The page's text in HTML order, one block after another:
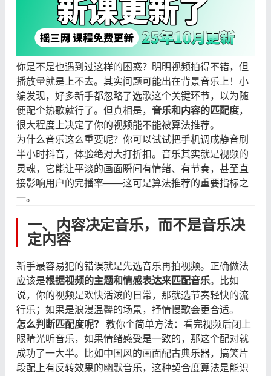
你是不是也遇到过这样的困惑？明明视频拍得不错，但
播放量就是上不去。其实问题可能出在背景音乐上！小
编发现，好多新手都忽略了选歌这个关键环节，以为随
便配个热歌就行了。但真相是， 音乐和内容的匹配度，
很大程度上决定了你的视频能不能被算法推荐。
为什么音乐这么重要呢？你可以试试把手机调成静音刷
半小时抖音，体验绝对大打折扣。音乐其实就是视频的
灵魂，它能让平淡的画面瞬间有情绪、有节奏，甚至直
接影响用户的完播率——这可是算法推荐的重要指标之
一。
一、内容决定音乐，而不是音乐决
定内容
新手最容易犯的错误就是先选音乐再拍视频。正确做法
应该是根据视频的主题和情感表达来匹配音乐。比如
说，你的视频是欢快活泼的日常，那就选节奏轻快的流
行乐；如果是浪漫温馨的场景，抒情慢歌会更合适。
怎么判断匹配度呢？
​ 教你个简单方法：看完视频后闭上
眼睛光听音乐，如果情绪感受是一致的，那这个配对就
成功了一大半。比如中国风的画面配古典乐器，搞笑片
段配上有反转效果的幽默音乐，这种契合度算法是能识